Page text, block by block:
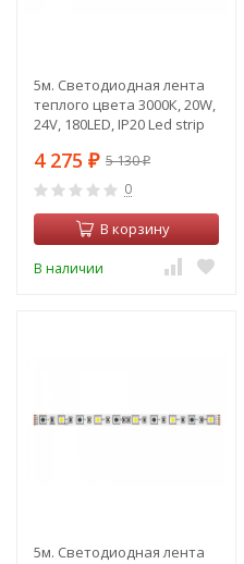
5м. Светодиодная лента
теплого цвета 3000К, 20W,
24V, 180LED, IP20 Led strip
4 275 ₽ 5 130₽
0
В корзину
В наличии
5м. Светодиодная лента